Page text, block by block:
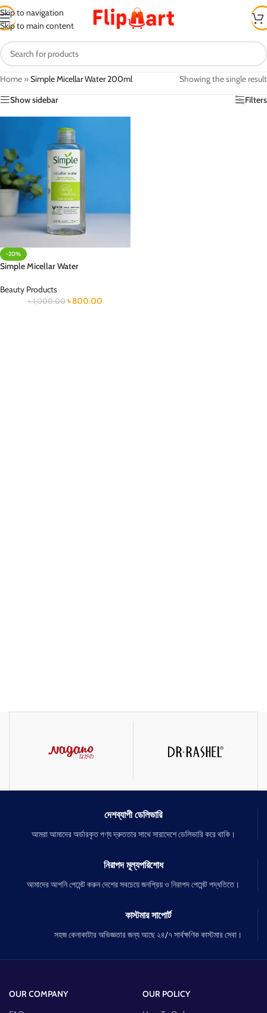
Skip to navigation
Skip to main content
Home »Simple Micellar Water 200ml
Showing the single result
Show sidebar
Filters
-20%
Simple Micellar Water
Beauty Products
৳1,000.00 ৳800.00
দেশব্যাপী ডেলিভারি
আমরা আমাদের অর্ডারকৃত পণ্য দ্রুততার সাথে সারাদেশে ডেলিভারি করে থাকি।
নিরাপদ মূল্যপরিশোধ
আমাদের আপনি পেমেন্ট করুন দেশের সবচেয়ে জনপ্রিয় ও নিরাপদ পেমেন্ট পদ্ধতিতে।
কাস্টমার সাপোর্ট
সহজ কেনাকাটার অভিজ্ঞতার জন্য আছে ২৪/৭ সার্বক্ষণিক কাস্টমার সেবা।
OUR COMPANY
OUR POLICY